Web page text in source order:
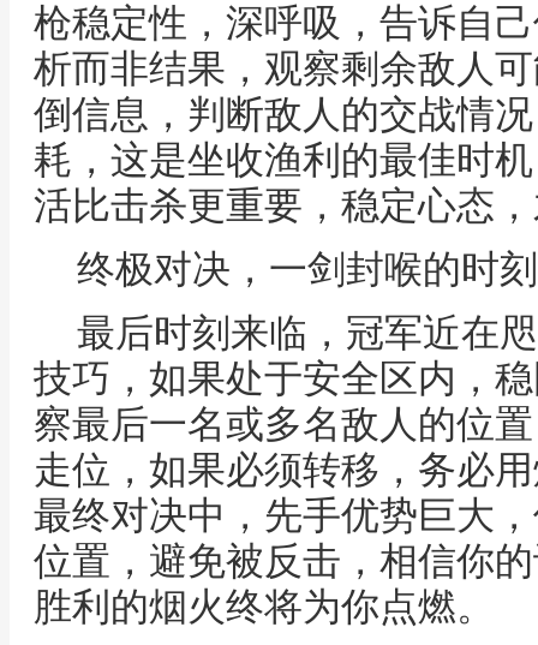
枪稳定性，深呼吸，告诉自
析而非结果，观察剩余敌人
倒信息，判断敌人的交战情
耗，这是坐收渔利的最佳时
活比击杀更重要，稳定心态
终极对决，一剑封喉的时刻
最后时刻来临，冠军近在
技巧，如果处于安全区内，
察最后一名或多名敌人的位
走位，如果必须转移，务必
最终对决中，先手优势巨大
位置，避免被反击，相信你
胜利的烟火终将为你点燃。